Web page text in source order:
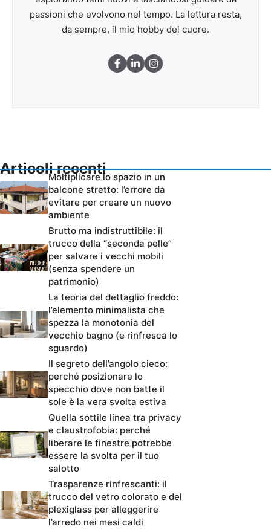
passioni che evolvono nel tempo. La lettura resta,
da sempre, il mio hobby del cuore.
Articoli recenti
Moltiplicare lo spazio in un
balcone stretto: l’errore da
evitare per creare un nuovo
ambiente
Brutto ma indistruttibile: il
trucco della “seconda pelle”
per salvare i vecchi mobili
(senza spendere un
patrimonio)
La teoria del dettaglio freddo:
l’elemento minimalista che
spezza la monotonia del
vecchio bagno (e rinfresca lo
sguardo)
Il segreto dell’angolo cieco:
perché posizionare lo
specchio dove non batte il
sole è la vera svolta estiva
Quella sottile linea tra privacy
e claustrofobia: perché
liberare le finestre potrebbe
essere la svolta per il tuo
salotto
Trasparenze rinfrescanti: il
trucco del vetro colorato e del
plexiglass per alleggerire
l’arredo nei mesi caldi